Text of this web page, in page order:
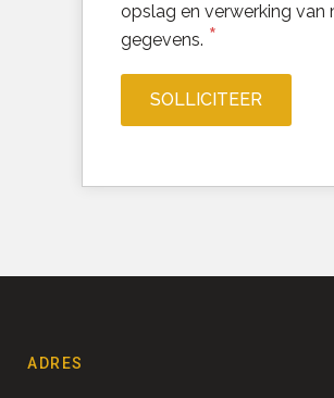
opslag en verwerking van
gegevens. *
ADRES